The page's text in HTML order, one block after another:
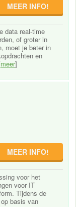
MEER INFO!
data real-time
of groter in
moet je beter in
en
meer]
MEER INFO!
voor het
voor IT
Tijdens de
basis van